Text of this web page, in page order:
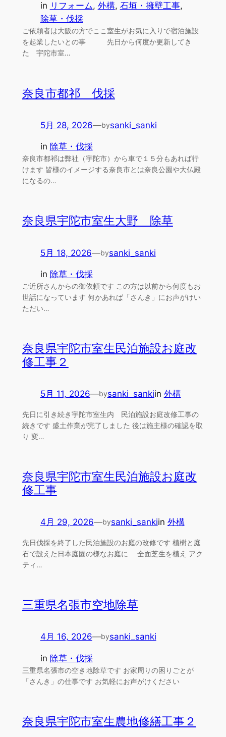
in リフォーム, 外構, 石垣・擁壁工事
除草・伐採
ご依頼者は大阪の方でここ室生がお気に入りで宿泊施設
を起業したいとの事 先日から何度か更新してき
た 宇陀市室…
奈良市都祁 伐採
5月 28, 2026—bysanki_sanki
in 除草・伐採
奈良市都祁は弊社（宇陀市）から車で１５分もあれば行
けます 皆様のイメージする奈良市とは奈良公園や大仏殿
になるの…
奈良県宇陀市室生大野 除草
5月 18, 2026—bysanki_sanki
in 除草・伐採
ご近所さんからの御依頼です この方は以前から何度もお
世話になっています 何かあれば「さんき」にお声がけい
ただい…
奈良県宇陀市室生民泊施設お庭改
修工事２
5月 11, 2026—bysanki_sankiin 外構
先日に引き続き宇陀市室生内 民泊施設お庭改修工事の
続きです 盛土作業が完了しました 後は施主様の確認を取
り 変…
奈良県宇陀市室生民泊施設お庭改
修工事
4月 29, 2026—bysanki_sankiin 外構
先日伐採を終了した民泊施設のお庭の改修です 植樹と庭
石で設えた日本庭園の様なお庭に 全面芝生を植え アク
ティ…
三重県名張市空地除草
4月 16, 2026—bysanki_sanki
in 除草・伐採
三重県名張市の空き地除草です お家周りの困りごとが
「さんき」の仕事です お気軽にお声がけください
奈良県宇陀市室生農地修繕工事２